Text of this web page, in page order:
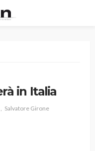
in Italia
Salvatore Girone